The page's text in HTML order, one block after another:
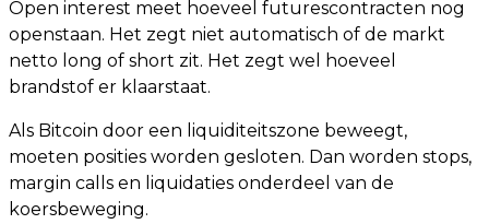
Open interest meet hoeveel futurescontracten nog
openstaan. Het zegt niet automatisch of de markt
netto long of short zit. Het zegt wel hoeveel
brandstof er klaarstaat.
Als Bitcoin door een liquiditeitszone beweegt,
moeten posities worden gesloten. Dan worden stops,
margin calls en liquidaties onderdeel van de
koersbeweging.